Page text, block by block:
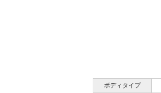
ボディタイプ